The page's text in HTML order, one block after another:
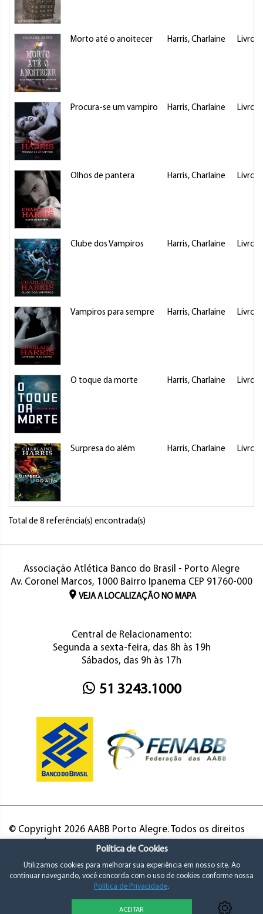
Morto até o anoitecer Harris, Charlaine Livro
Procura-se um vampiro Harris, Charlaine Livro
Olhos de pantera Harris, Charlaine Livro
Clube dos Vampiros Harris, Charlaine Livro
Vampiros para sempre Harris, Charlaine Livro
O toque da morte Harris, Charlaine Livro
Surpresa do além Harris, Charlaine Livro
Total de 8 referência(s) encontrada(s)
Associação Atlética Banco do Brasil - Porto Alegre
Av. Coronel Marcos, 1000 Bairro Ipanema CEP 91760-000
VEJA A LOCALIZAÇÃO NO MAPA
Central de Relacionamento:
Segunda a sexta-feira, das 8h às 19h
Sábados, das 9h às 17h
51 3243.1000
© Copyright 2026 AABB Porto Alegre. Todos os direitos
Política de Cookies
Utilizamos cookies para melhorar sua experiência em nosso site. Ao
continuar navegando, você concorda com o uso de cookies conforme nossa
Política de Privacidade.
ACEITAR